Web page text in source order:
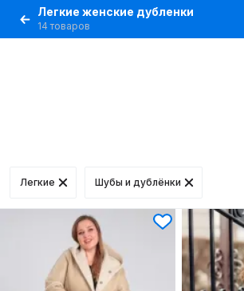
Легкие женские дубленки
14 товаров
Легкие Шубы и дублёнки